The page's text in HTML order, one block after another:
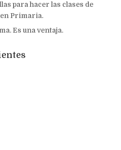
para hacer las clases de
Primaria.
Es una ventaja.